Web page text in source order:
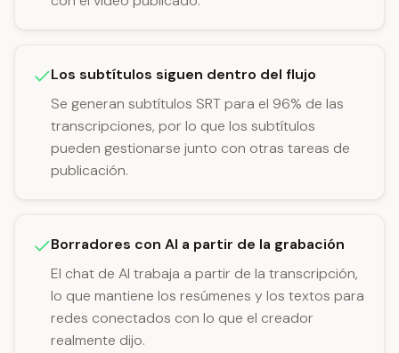
Los subtítulos siguen dentro del flujo
Se generan subtítulos SRT para el 96% de las
transcripciones, por lo que los subtítulos
pueden gestionarse junto con otras tareas de
publicación.
Borradores con AI a partir de la grabación
El chat de AI trabaja a partir de la transcripción,
lo que mantiene los resúmenes y los textos para
redes conectados con lo que el creador
realmente dijo.